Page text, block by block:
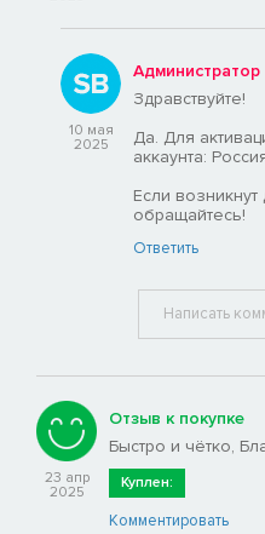
10 мая
2025
Администратор
Здравствуйте!
Да. Для
аккаунта:
Если
обращайтесь!
Ответить
23 апр
2025
Отзыв к покупке
Быстро и чётко,
Куплен:
Комментировать